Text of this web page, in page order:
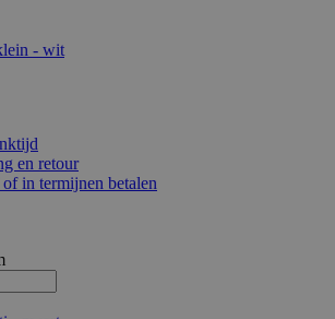
- wit
en retour
in termijnen betalen